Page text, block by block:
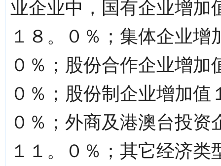
业企业中，国有企业增加
１８。０％；集体企业
０％；股份合作企业增
０％；股份制企业增加
０％；外商及港澳台投
１１。０％；其它经济